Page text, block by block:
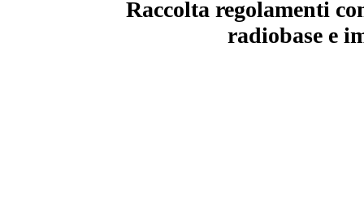
Raccolta regolamenti
radiobase e